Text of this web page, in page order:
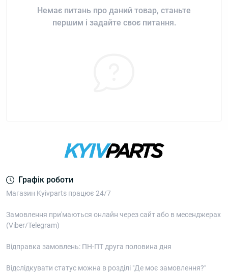
Немає питань про даний товар, станьте
першим і задайте своє питання.
Графік роботи
Магазин Kyivparts працює 24/7
Замовлення при'маються онлайн через сайт або в месенджерах
(Viber/Telegram)
Відправка замовлень: ПН-ПТ друга половина дня
Відслідкувати статус можна в розділі "Де моє замовлення?"